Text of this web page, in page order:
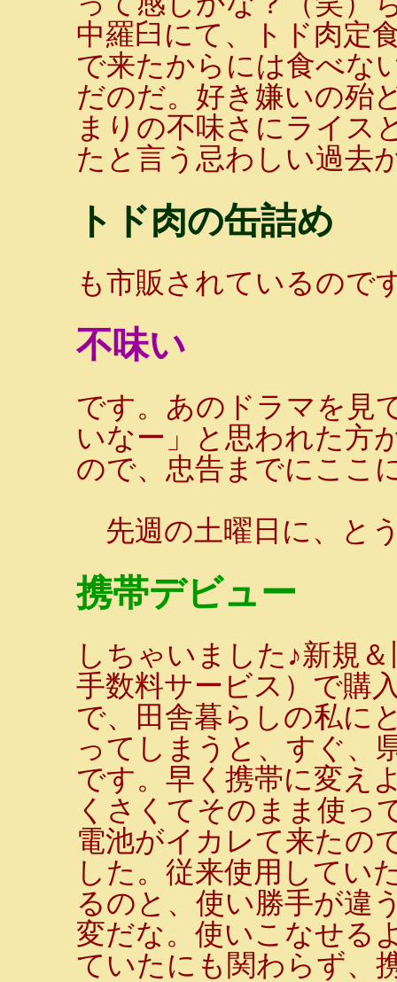
中羅臼にて、トド肉定
で来たからには食べな
だのだ。好き嫌いの殆
まりの不味さにライス
たと言う忌わしい過去
トド肉の缶詰め
も市販されているので
不味い
です。あのドラマを見
いなー」と思われた方
ので、忠告までにここ
先週の土曜日に、と
携帯デビュー
しちゃいました♪新規
手数料サービス）で購
で、田舎暮らしの私に
ってしまうと、すぐ、
です。早く携帯に変え
くさくてそのまま使っ
電池がイカレて来たの
した。従来使用してい
るのと、使い勝手が違
変だな。使いこなせる
ていたにも関わらず、